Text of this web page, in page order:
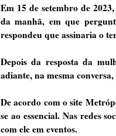
Em 15 de setembro de
da manhã, em que
respondeu que assinaria o
Depois da resposta da
adiante, na mesma
De acordo com o site
se ao essencial. Nas redes
com ele em eventos.